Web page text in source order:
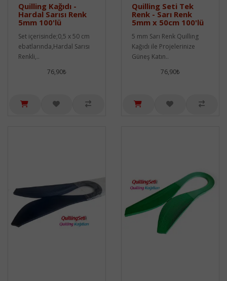
Quilling Kağıdı -
Hardal Sarısı Renk
5mm 100'lü
Set içerisinde;0,5 x 50 cm
ebatlarında,Hardal Sarısı
Renkli,..
76,90₺
Quilling Seti Tek
Renk - Sarı Renk
5mm x 50cm 100'lü
5 mm Sarı Renk Quilling
Kağıdı ile Projelerinize
Güneş Katın..
76,90₺